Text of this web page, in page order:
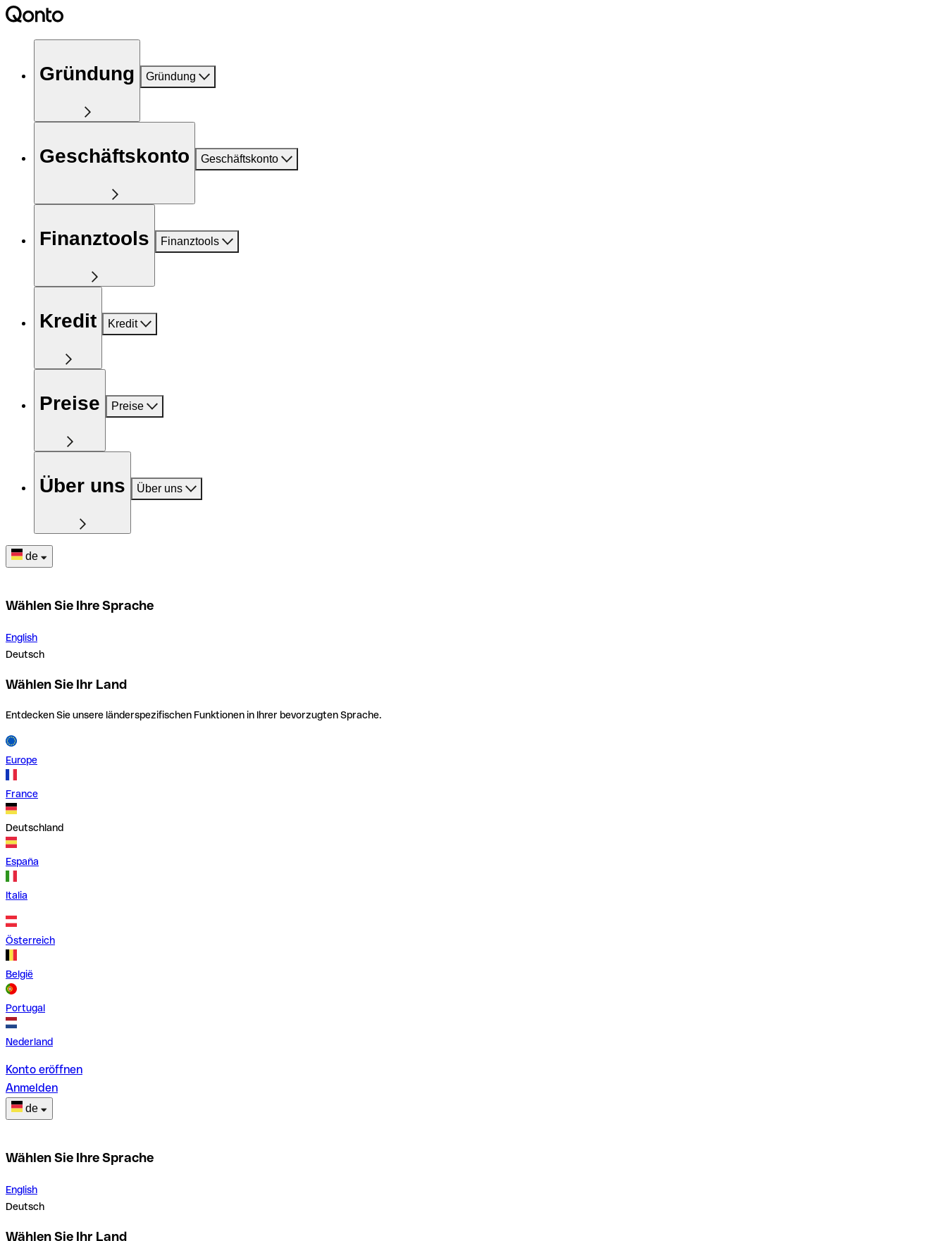
Gründung Gründung
Geschäftskonto Geschäftskonto
Finanztools Finanztools
Kredit Kredit
Preise Preise
Über uns Über uns
de
Wählen Sie Ihre Sprache
English
Deutsch
Wählen Sie Ihr Land
Entdecken Sie unsere länderspezifischen Funktionen in Ihrer bevorzugten Sprache.
Europe
France
Deutschland
España
Italia
Österreich
België
Portugal
Nederland
Konto eröffnen
Anmelden
de
Wählen Sie Ihre Sprache
English
Deutsch
Wählen Sie Ihr Land